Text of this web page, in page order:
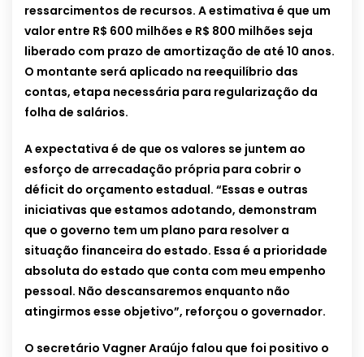
ressarcimentos de recursos. A estimativa é que um
valor entre R$ 600 milhões e R$ 800 milhões seja
liberado com prazo de amortização de até 10 anos.
O montante será aplicado na reequilíbrio das
contas, etapa necessária para regularização da
folha de salários.
A expectativa é de que os valores se juntem ao
esforço de arrecadação própria para cobrir o
déficit do orçamento estadual. “Essas e outras
iniciativas que estamos adotando, demonstram
que o governo tem um plano para resolver a
situação financeira do estado. Essa é a prioridade
absoluta do estado que conta com meu empenho
pessoal. Não descansaremos enquanto não
atingirmos esse objetivo”, reforçou o governador.
O secretário Vagner Araújo falou que foi positivo o